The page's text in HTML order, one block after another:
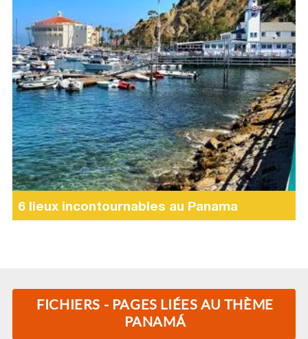
6 lieux incontournables au Panama
FICHIERS - PAGES LIÉES AU THÈME
PANAMÁ